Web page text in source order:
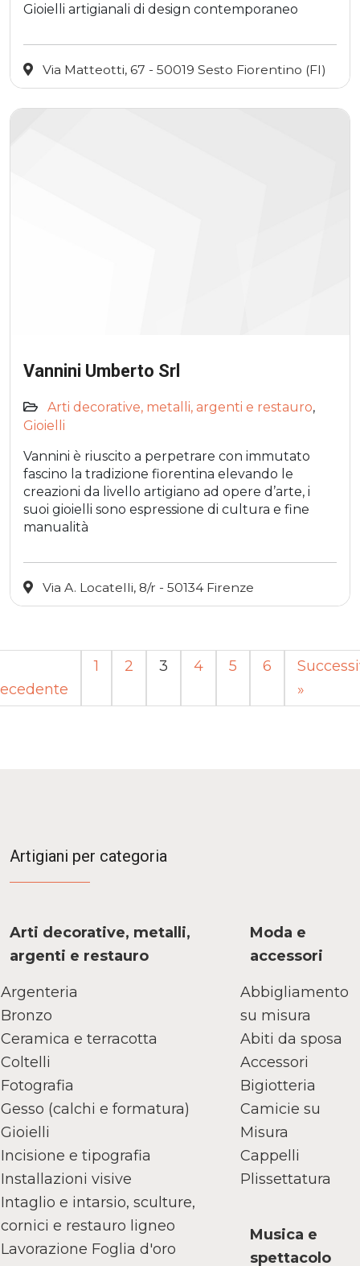
Gioielli artigianali di design contemporaneo
Via Matteotti, 67 - 50019 Sesto Fiorentino (FI)
Vannini Umberto Srl
Arti decorative, metalli, argenti e restauro,
Gioielli
Vannini è riuscito a perpetrare con immutato
fascino la tradizione fiorentina elevando le
creazioni da livello artigiano ad opere d’arte, i
suoi gioielli sono espressione di cultura e fine
manualità
Via A. Locatelli, 8/r - 50134 Firenze
1 2 3 4 5 6
»
Artigiani per categoria
Arti decorative, metalli,
argenti e restauro
Argenteria
Bronzo
Ceramica e terracotta
Coltelli
Fotografia
Gesso (calchi e formatura)
Gioielli
Incisione e tipografia
Installazioni visive
Intaglio e intarsio, sculture,
cornici e restauro ligneo
Lavorazione Foglia d'oro
Moda e
accessori
Abbigliamento
su misura
Abiti da sposa
Accessori
Bigiotteria
Camicie su
Misura
Cappelli
Plissettatura
Musica e
spettacolo